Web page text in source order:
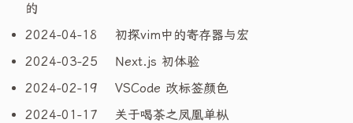
的
2024-04-18
初探vim中的寄存器与宏
2024-03-25
Next.js 初体验
2024-02-19
VSCode 改标签颜色
2024-01-17
关于喝茶之凤凰单枞